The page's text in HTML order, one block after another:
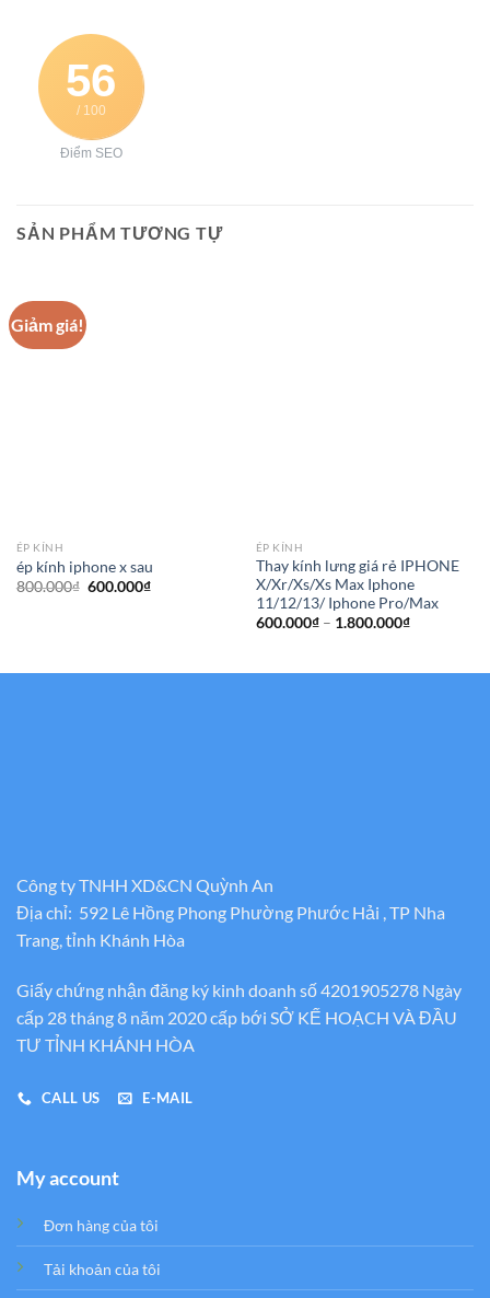
56
/ 100
Điểm SEO
SẢN PHẨM TƯƠNG TỰ
Giảm giá!
ÉP KÍNH
ép kính iphone x sau
800.000₫ Giá
600.000₫Giá
ÉP KÍNH
Thay kính lưng giá rẻ IPHONE
X/Xr/Xs/Xs Max Iphone
11/12/13/ Iphone Pro/Max
600.000₫ – 1.800.000₫Khoảng
đến
Công ty TNHH XD&CN Quỳnh An
Địa chỉ: 592 Lê Hồng Phong Phường Phước Hải , TP Nha
Trang, tỉnh Khánh Hòa
Giấy chứng nhận đăng ký kinh doanh số 4201905278 Ngày
cấp 28 tháng 8 năm 2020 cấp bới SỞ KẾ HOẠCH VÀ ĐẦU
TƯ TỈNH KHÁNH HÒA
CALL US E-MAIL
My account
Đơn hàng của tôi
Tải khoản của tôi